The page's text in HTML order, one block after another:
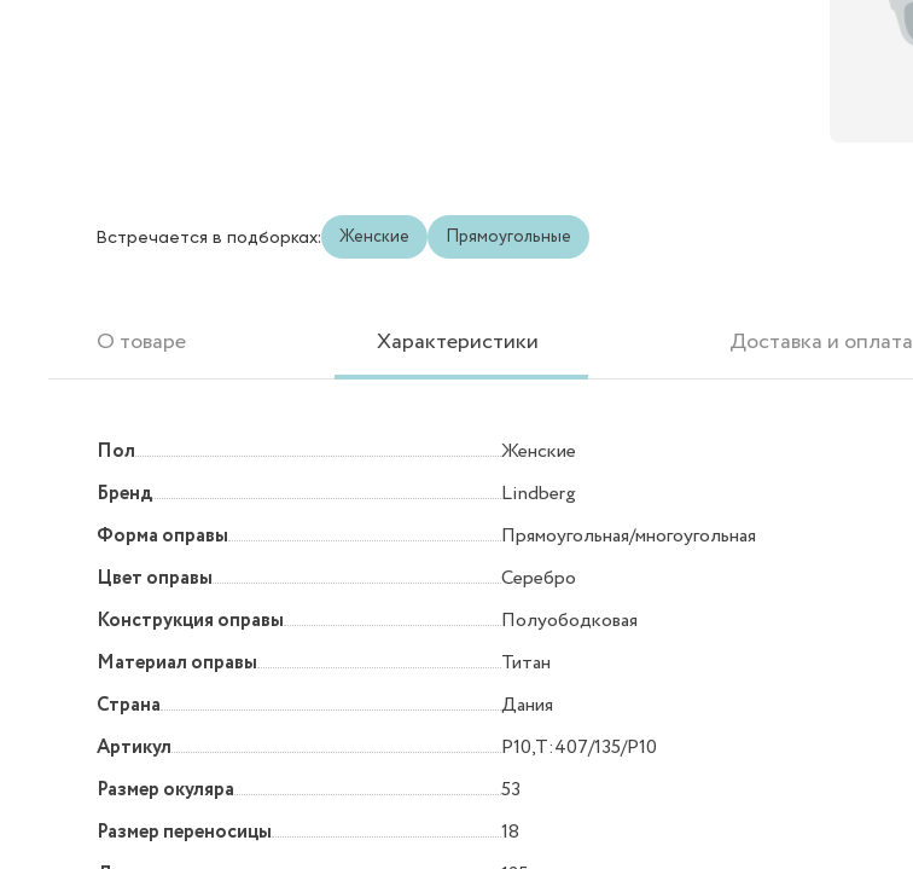
Встречается в подборках: Женские Прямоугольные
О товаре Характеристики Доставка и оплата
Пол
Женские
Бренд
Lindberg
Форма оправы
Прямоугольная/многоугольная
Цвет оправы
Серебро
Конструкция оправы
Полуободковая
Материал оправы
Титан
Страна
Дания
Артикул
P10,T:407/135/P10
Размер окуляра
53
Размер переносицы
18